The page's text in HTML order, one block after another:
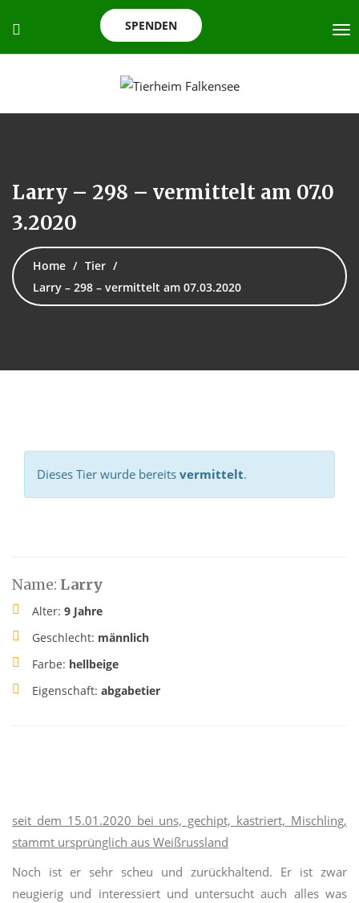
SPENDEN
Larry – 298 – vermittelt am 07.0
3.2020
Home
Tier
Larry – 298 – vermittelt am 07.03.2020
Dieses Tier wurde bereits vermittelt.
Name: Larry
Alter: 9 Jahre
Geschlecht: männlich
Farbe: hellbeige
Eigenschaft: abgabetier
seit dem 15.01.2020 bei uns, gechipt, kastriert, Mischling,
stammt ursprünglich aus Weißrussland
Noch ist er sehr scheu und zurückhaltend. Er ist zwar
neugierig und interessiert und untersucht auch alles was